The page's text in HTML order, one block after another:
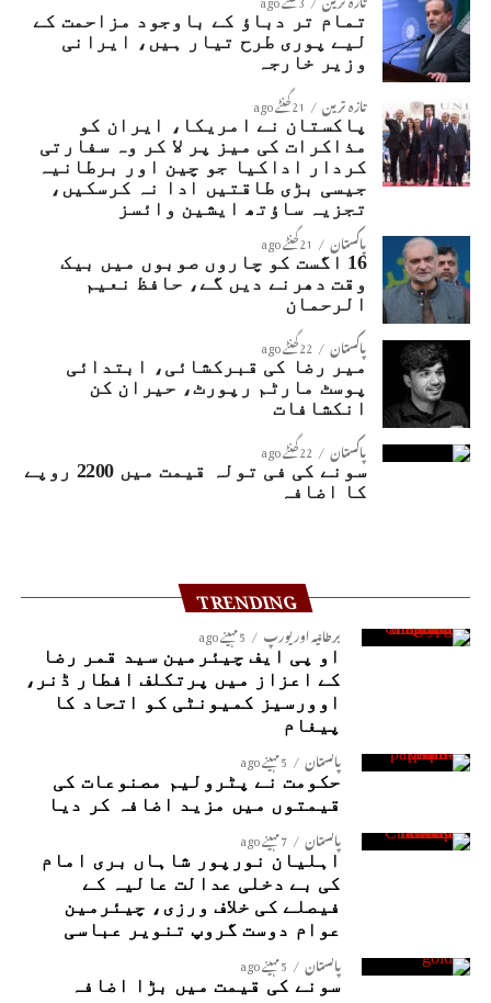
تمام تر دباؤ کے باوجود مزاحمت کے
لیے پوری طرح تیار ہیں، ایرانی
وزیر خارجہ
تازہ ترین 21 گھنٹے ago
پاکستان نے امریکا، ایران کو
مذاکرات کی میز پر لا کر وہ سفارتی
کردار اداکیا جو چین اور برطانیہ
جیسی بڑی طاقتیں ادا نہ کرسکیں،
تجزیہ ساؤتھ ایشین وائسز
پاکستان 21 گھنٹے ago
16 اگست کو چاروں صوبوں میں بیک
وقت دھرنے دیں گے، حافظ نعیم
الرحمان
پاکستان 22 گھنٹے ago
میر رضا کی قبرکشائی، ابتدائی
پوسٹ مارٹم رپورٹ، حیران کن
انکشافات
پاکستان 22 گھنٹے ago
سونے کی فی تولہ قیمت میں 2200 روپے
کا اضافہ
TRENDING
برطانیہ اور یورپ 5 مہینے ago
او پی ایف چیئرمین سید قمر رضا
کے اعزاز میں پرتکلف افطار ڈنر،
اوورسیز کمیونٹی کو اتحاد کا
پیغام
پاکستان 5 مہینے ago
حکومت نے پٹرولیم مصنوعات کی
قیمتوں میں مزید اضافہ کر دیا
پاکستان 7 مہینے ago
اہلیان نورپور شاہاں بری امام
کی بے دخلی عدالت عالیہ کے
فیصلے کی خلاف ورزی، چیئرمین
عوام دوست گروپ تنویر عباسی
پاکستان 5 مہینے ago
سونے کی قیمت میں بڑا اضافہ